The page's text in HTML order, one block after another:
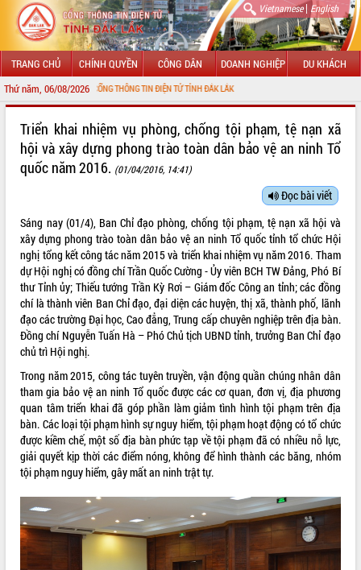
Vietnamese| English
TRANG CHỦ CHÍNH QUYỀN CÔNG DÂN DOANH NGHIỆP DU KHÁCH
Thứ năm, 06/08/2026
VỚI CỔNG THÔNG TIN ĐIỆN TỬ TỈNH ĐẮK LẮK
LÃNH ĐẠO UBND TỈNH
SỞ, BAN, NGÀNH
UBND CÁC XÃ, PHƯỜNG
THÔNG TIN CHỈ ĐẠO ĐIỀU HÀNH
HỆ THỐNG VĂN BẢN
VĂN BẢN HĐND TỈNH
ĐIỂM TIN VĂN BẢN
QUY HOẠCH - KẾ HOẠCH
Triển khai nhiệm vụ phòng, chống tội phạm, tệ nạn xã
hội và xây dựng phong trào toàn dân bảo vệ an ninh Tổ
quốc năm 2016. (01/04/2016, 14:41)
Đọc bài viết
Sáng nay (01/4), Ban Chỉ đạo phòng, chống tội phạm, tệ nạn xã hội và
xây dựng phong trào toàn dân bảo vệ an ninh Tổ quốc tỉnh tổ chức Hội
nghị tổng kết công tác năm 2015 và triển khai nhiệm vụ năm 2016. Tham
dự Hội nghị có đồng chí Trần Quốc Cường - Ủy viên BCH TW Đảng, Phó Bí
thư Tỉnh ủy; Thiếu tướng Trần Kỳ Rơi – Giám đốc Công an tỉnh; các đồng
chí là thành viên Ban Chỉ đạo, đại diện các huyện, thị xã, thành phố, lãnh
đạo các trường Đại học, Cao đẳng, Trung cấp chuyên nghiệp trên địa bàn.
Đồng chí Nguyễn Tuấn Hà – Phó Chủ tịch UBND tỉnh, trưởng Ban Chỉ đạo
chủ trì Hội nghị.
Trong năm 2015, công tác tuyên truyền, vận động quần chúng nhân dân
tham gia bảo vệ an ninh Tổ quốc được các cơ quan, đơn vị, địa phương
quan tâm triển khai đã góp phần làm giảm tình hình tội phạm trên địa
bàn. Các loại tội phạm hình sự nguy hiểm, tội phạm hoạt động có tổ chức
được kiềm chế, một số địa bàn phức tạp về tội phạm đã có nhiều nỗ lực,
giải quyết kịp thời các điểm nóng, không để hình thành các băng, nhóm
tội phạm nguy hiểm, gây mất an ninh trật tự.